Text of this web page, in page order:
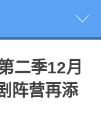
二季12月
阵营再添